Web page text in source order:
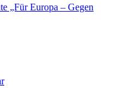
„Für Europa – Gegen